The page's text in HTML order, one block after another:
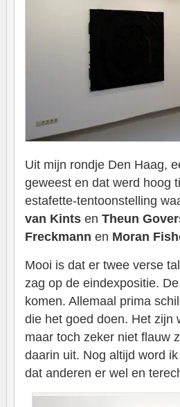
Uit mijn rondje Den Haag,
geweest en dat werd hoog
estafette-tentoonstelling
van Kints en Theun
Freckmann en Moran
Mooi is dat er twee verse
zag op de eindexpositie.
komen. Allemaal prima
die het goed doen. Het zijn
maar toch zeker niet flauw
daarin uit. Nog altijd word
dat anderen er wel en